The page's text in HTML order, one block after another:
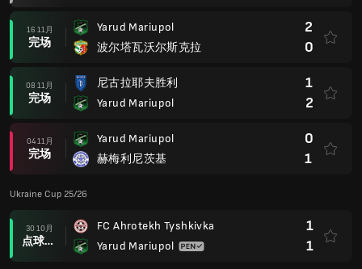
16 11月
完场
Yarud Mariupol
波尔塔瓦沃尔斯克拉
2
0
08 11月
完场
尼古拉耶夫胜利
Yarud Mariupol
1
2
04 11月
完场
Yarud Mariupol
赫梅利尼茨基
0
1
Ukraine Cup 25/26
30 10月
点球大战后
FC Ahrotekh Tyshkivka
Yarud Mariupol
1
1